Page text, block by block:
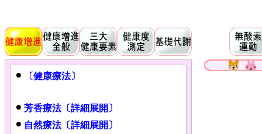
〔健康療法〕
芳香療法〔詳細展開〕
自然療法〔詳細展開〕